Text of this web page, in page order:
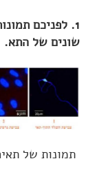
1. לפניכם
שונים של התא.
תמונות של